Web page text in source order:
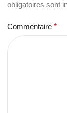
obligatoires sont
Commentaire *